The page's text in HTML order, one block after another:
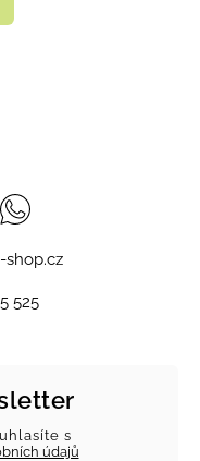
shop.cz
525
s
údajů